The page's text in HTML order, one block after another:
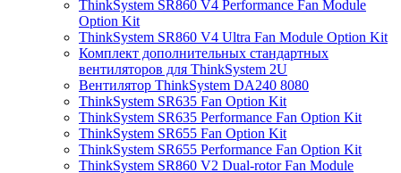
ThinkSystem SR860 V4 Performance Fan Module
Option Kit
ThinkSystem SR860 V4 Ultra Fan Module Option Kit
Комплект дополнительных стандартных
вентиляторов для ThinkSystem 2U
Вентилятор ThinkSystem DA240 8080
ThinkSystem SR635 Fan Option Kit
ThinkSystem SR635 Performance Fan Option Kit
ThinkSystem SR655 Fan Option Kit
ThinkSystem SR655 Performance Fan Option Kit
ThinkSystem SR860 V2 Dual-rotor Fan Module